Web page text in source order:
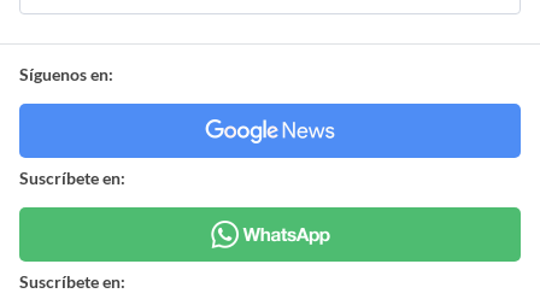
Síguenos en:
Suscríbete en:
Suscríbete en: